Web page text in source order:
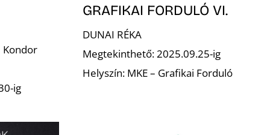
Kondor
ig
GRAFIKAI FORDULÓ VI.
DUNAI RÉKA
Megtekinthető: 2025.09.25-ig
Helyszín: MKE – Grafikai Forduló